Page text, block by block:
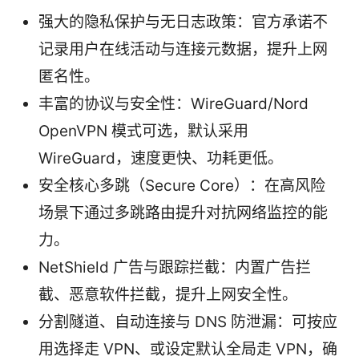
强大的隐私保护与无日志政策：官方承诺不
记录用户在线活动与连接元数据，提升上网
匿名性。
丰富的协议与安全性：WireGuard/Nord
OpenVPN 模式可选，默认采用
WireGuard，速度更快、功耗更低。
安全核心多跳（Secure Core）：在高风险
场景下通过多跳路由提升对抗网络监控的能
力。
NetShield 广告与跟踪拦截：内置广告拦
截、恶意软件拦截，提升上网安全性。
分割隧道、自动连接与 DNS 防泄漏：可按应
用选择走 VPN、或设定默认全局走 VPN，确